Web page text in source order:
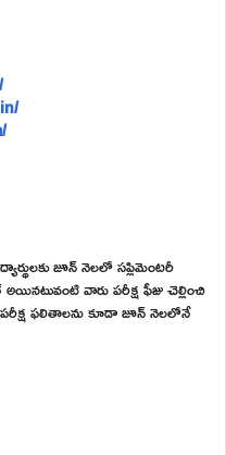
జూన్ నెలలో సప్లిమెంటరీ
వారు పరీక్ష ఫీజు చెల్లించి
పరీక్ష ఫలితాలను కూడా జూన్ నెలలోనే